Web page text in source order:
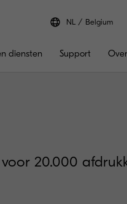
NL Belgium
diensten Support
20.000